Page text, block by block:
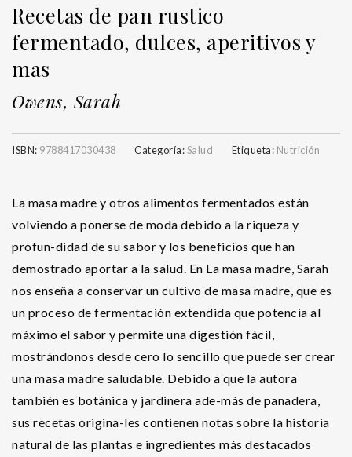
Recetas de pan rustico
fermentado, dulces, aperitivos y
mas
Owens, Sarah
ISBN: 9788417030438 Categoría:Salud Etiqueta: Nutrición
La masa madre y otros alimentos fermentados están
volviendo a ponerse de moda debido a la riqueza y
profun-didad de su sabor y los beneficios que han
demostrado aportar a la salud. En La masa madre, Sarah
nos enseña a conservar un cultivo de masa madre, que es
un proceso de fermentación extendida que potencia al
máximo el sabor y permite una digestión fácil,
mostrándonos desde cero lo sencillo que puede ser crear
una masa madre saludable. Debido a que la autora
también es botánica y jardinera ade-más de panadera,
sus recetas origina-les contienen notas sobre la historia
natural de las plantas e ingredientes más destacados